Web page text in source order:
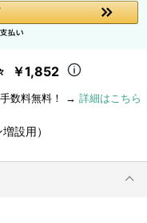
￥1,852
数料無料！ → 詳細はこちら
設用）